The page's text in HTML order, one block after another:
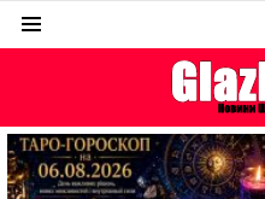
ОСТАННІ
СТАТТІ